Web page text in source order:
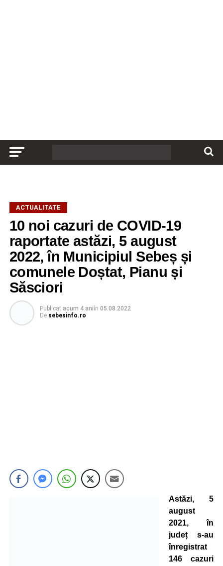
ACTUALITATE
10 noi cazuri de COVID-19
raportate astăzi, 5 august
2022, în Municipiul Sebeș și
comunele Doștat, Pianu și
Săsciori
Publicat acum 4 aniîn 05.08.2022
De sebesinfo.ro
Astăzi, 5
august
2021, în
județ s-au
înregistrat
146 cazuri